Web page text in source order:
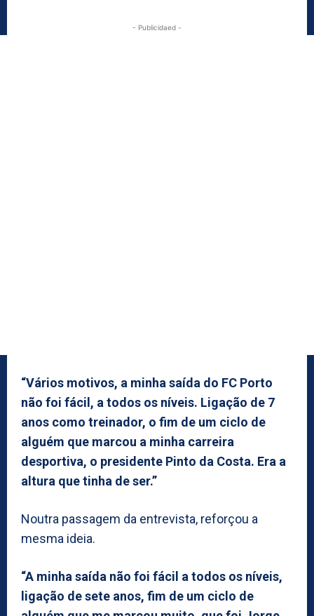
- Publicidaed -
“Vários motivos, a minha saída do FC Porto
não foi fácil, a todos os níveis. Ligação de 7
anos como treinador, o fim de um ciclo de
alguém que marcou a minha carreira
desportiva, o presidente Pinto da Costa. Era a
altura que tinha de ser.”
Noutra passagem da entrevista, reforçou a
mesma ideia.
“A minha saída não foi fácil a todos os níveis,
ligação de sete anos, fim de um ciclo de